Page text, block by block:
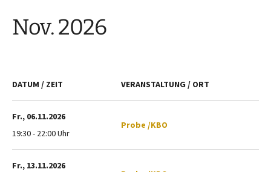
Nov. 2026
DATUM / ZEIT VERANSTALTUNG / ORT
Fr., 06.11.2026
19:30 - 22:00 Uhr
Probe /KBO
Fr., 13.11.2026